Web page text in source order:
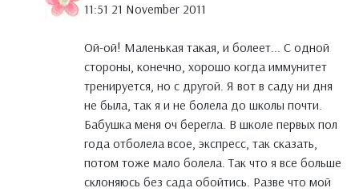
11:51 21 November 2011
Ой-ой! Маленькая такая, и болеет... С одной
стороны, конечно, хорошо когда иммунитет
тренируется, но с другой. Я вот в саду ни дня
не была, так я и не болела до школы почти.
Бабушка меня оч берегла. В школе первых пол
года отболела всое, экспресс, так сказать,
потом тоже мало болела. Так что я все больше
склоняюсь без сада обойтись. Разве что мой